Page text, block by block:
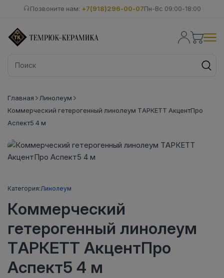
Позвоните нам: +7(918)296-00-07Пн-Вс 09:00-18:00
Главная
Линолеум
Коммерческий гетерогенный линолеум ТАРКЕТТ АкцентПро
Аспект5 4 м
Категория:Линолеум
Коммерческий
гетерогенный линолеум
ТАРКЕТТ АкцентПро
Аспект5 4 м